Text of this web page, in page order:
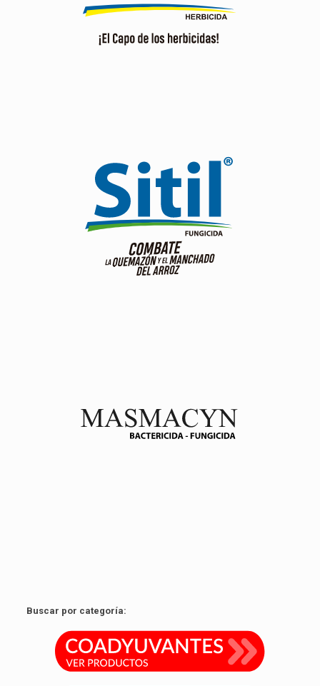
Ver producto
Doble efecto preventivo y curativo.
Dos vías para alcanzar el mejor control.
Ver producto
no presenta resistencia cruzada con otros bactericidas y
fungicidas.
Buscar por categoría: